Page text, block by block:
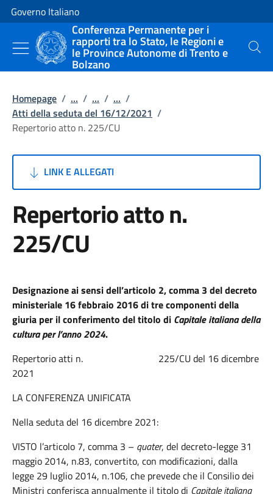
Vai al contenuto
Vai alla navigazione del sito
Governo Italiano
Conferenza Permanente per i
rapporti tra lo Stato, le Regioni e
le Province Autonome di Trento e
Bolzano
Cerca
Homepage / ... / ... / ... /
Atti della seduta del 16/12/2021 /
Repertorio atto n. 225/CU
LINK E ALLEGATI
Repertorio atto n.
225/CU
Designazione ai sensi dell’articolo 2, comma 3 del decreto
ministeriale 16 febbraio 2016 di tre componenti della
giuria per il conferimento del titolo di Capitale italiana della
cultura per l’anno 2024.
Repertorio atti n. 225/CU del 16 dicembre
2021
LA CONFERENZA UNIFICATA
Nella seduta del 16 dicembre 2021:
VISTO l’articolo 7, comma 3 – quater, del decreto-legge 31
maggio 2014, n.83, convertito, con modificazioni, dalla
legge 29 luglio 2014, n.106, che prevede che il Consilio dei
Ministri conferisca annualmente il titolo di Capitale italiana